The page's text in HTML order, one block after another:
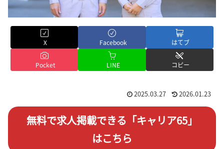
X Facebook はてブ
Pocket LINE コピー
2025.03.27 2026.01.23
無料で求人掲載できる「キャリア65」
はこちら